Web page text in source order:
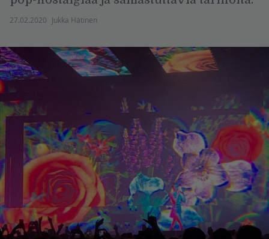
27.02.2020 Jukka Hätinen